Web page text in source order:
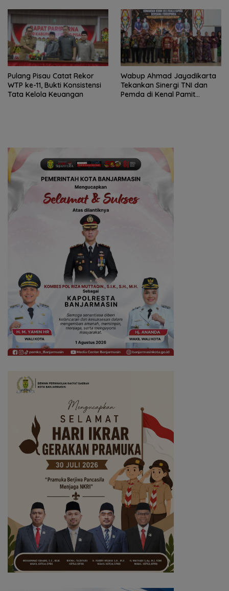
Pulang Pisau Catat Rekor
WTP ke-11, Bukti Konsistensi
Tata Kelola Keuangan
Wabup Ahmad Jayadikarta
Tekankan Sinergi TNI dan
Pemda di Kenal Pamit